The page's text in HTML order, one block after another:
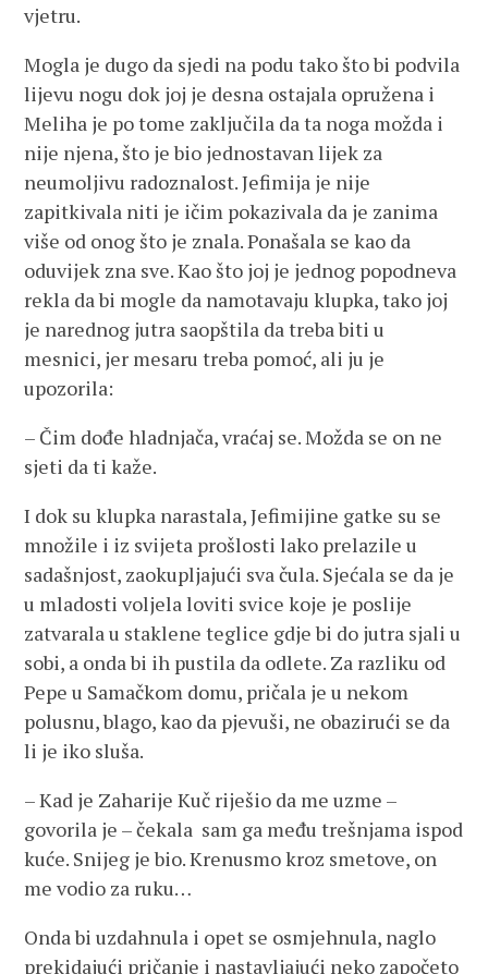
vjetru.
Mogla je dugo da sjedi na podu tako što bi podvila
lijevu nogu dok joj je desna ostajala opružena i
Meliha je po tome zaključila da ta noga možda i
nije njena, što je bio jednostavan lijek za
neumoljivu radoznalost. Jefimija je nije
zapitkivala niti je ičim pokazivala da je zanima
više od onog što je znala. Ponašala se kao da
oduvijek zna sve. Kao što joj je jednog popodneva
rekla da bi mogle da namotavaju klupka, tako joj
je narednog jutra saopštila da treba biti u
mesnici, jer mesaru treba pomoć, ali ju je
upozorila:
– Čim dođe hladnjača, vraćaj se. Možda se on ne
sjeti da ti kaže.
I dok su klupka narastala, Jefimijine gatke su se
množile i iz svijeta prošlosti lako prelazile u
sadašnjost, zaokupljajući sva čula. Sjećala se da je
u mladosti voljela loviti svice koje je poslije
zatvarala u staklene teglice gdje bi do jutra sjali u
sobi, a onda bi ih pustila da odlete. Za razliku od
Pepe u Samačkom domu, pričala je u nekom
polusnu, blago, kao da pjevuši, ne obazirući se da
li je iko sluša.
– Kad je Zaharije Kuč riješio da me uzme –
govorila je – čekala sam ga među trešnjama ispod
kuće. Snijeg je bio. Krenusmo kroz smetove, on
me vodio za ruku…
Onda bi uzdahnula i opet se osmjehnula, naglo
prekidajući pričanje i nastavljajući neko započeto